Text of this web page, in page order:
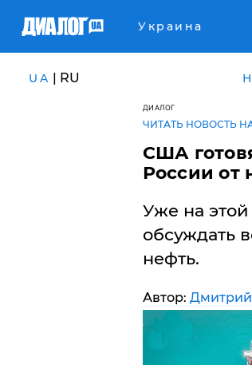
Украина
UA | RU
ДИАЛОГ
ЧИТАТЬ НОВОСТЬ
​США
России от
Уже на
обсуждать
нефть.
Автор: